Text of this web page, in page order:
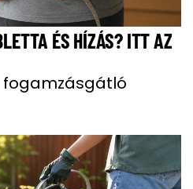
ÉS HÍZÁS? ITT AZ
fogamzásgátló